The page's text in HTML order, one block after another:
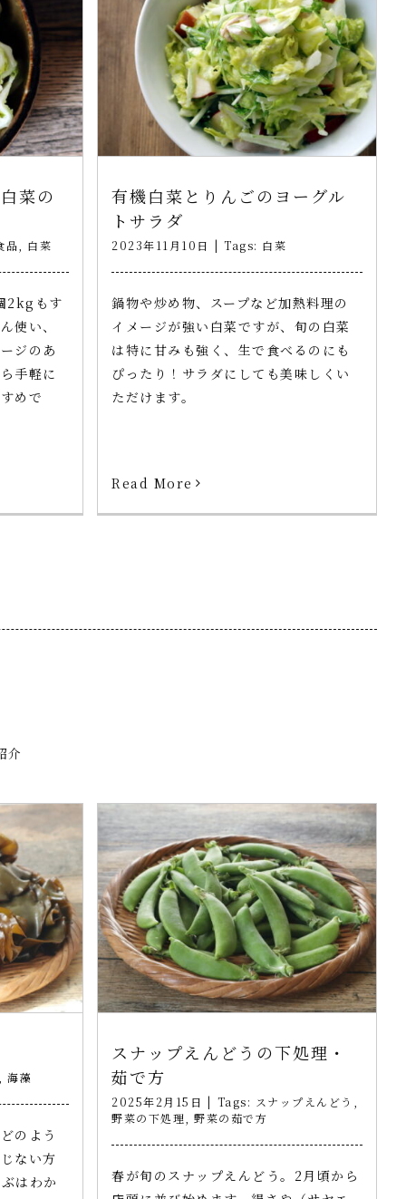
菜の
品 白菜
2kgもす
使い、
ジのあ
手軽に
めで
有機白菜とりんごのヨーグル
トサラダ
2023年11月10日 | Tags: 白菜
鍋物や炒め物、スープなど加熱料理の
イメージが強い白菜ですが、旬の白菜
は特に甘みも強く、生で食べるのにも
ぴったり！サラダにしても美味しくい
ただけます。
Read More
介
海藻
のよう
ない方
はわか
スナップえんどうの下処理・
茹で方
2025年2月15日 | Tags: スナップえんどう
野菜の下処理
野菜の茹で方
春が旬のスナップえんどう。2月頃から